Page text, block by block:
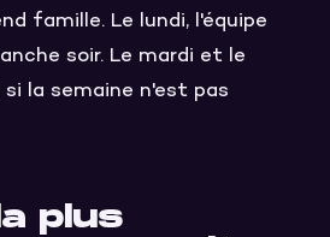
famille. Le lundi, l'équipe
soir. Le mardi et le
la semaine n'est pas
plus